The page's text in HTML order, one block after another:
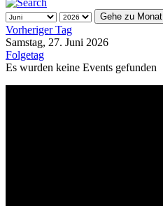
Gehe zu Monat
Vorheriger Tag
Samstag, 27. Juni 2026
Folgetag
Es wurden keine Events gefunden